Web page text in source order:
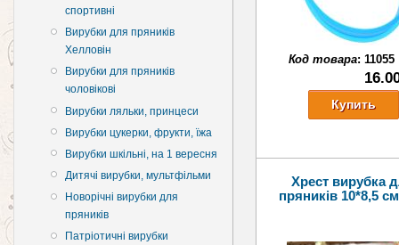
спортивні
Вирубки для пряників
Хелловін
Вирубки для пряників
чоловікові
Вирубки ляльки, принцеси
Вирубки цукерки, фрукти, їжа
Вирубки шкільні, на 1 вересня
Дитячі вирубки, мультфільми
Новорічні вирубки для
пряників
Патріотичні вирубки
Код товара: 11055
Хрест вирубка
пряників 10*8,5